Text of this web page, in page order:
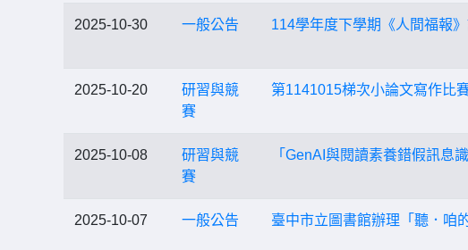
2025-10-30 一般公告 114學年度下學期《人間福報
2025-10-20
研習與競
賽
第1141015梯次小論文寫作比
2025-10-08
研習與競
賽
「GenAI與閱讀素養錯假訊息
2025-10-07 一般公告 臺中市立圖書館辦理「聽．咱